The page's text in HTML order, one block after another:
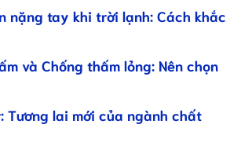
nặng tay khi trời lạnh: Cách khắc
và Chống thấm lỏng: Nên chọn
Tương lai mới của ngành chất